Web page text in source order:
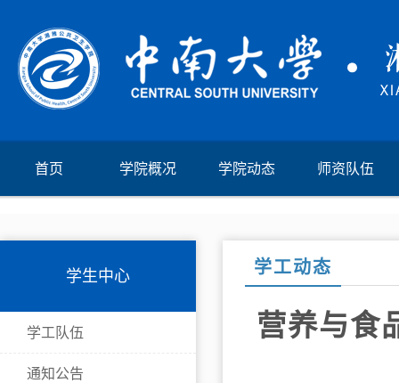
首页 学院概况 学院动态 师资队伍
学生中心
学工队伍
通知公告
学工动态
营养与食